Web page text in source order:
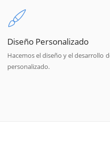
Diseño Personalizado
Hacemos el diseño y el desarrollo
personalizado.